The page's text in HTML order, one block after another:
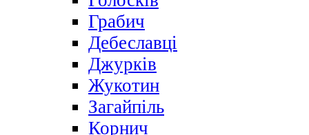
Грабич
Дебеславці
Джурків
Жукотин
Загайпіль
Корнич